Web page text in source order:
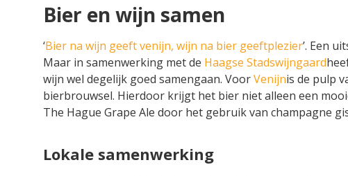
Bier en wijn samen
‘Bier na wijn geeft venijn, wijn na bier geeftplezier’. Een
Maar in samenwerking met de Haagse Stadswijngaard
wijn wel degelijk goed samengaan. VoorVenijnis de pulp
bierbrouwsel. Hierdoor krijgt het bier niet alleen een
The Hague Grape Ale door het gebruik van champagne
Lokale samenwerking